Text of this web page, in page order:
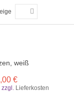
weiß
€
zzgl. Lieferkosten